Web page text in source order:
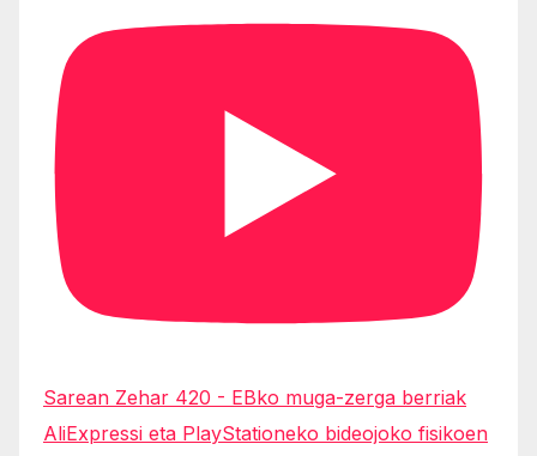
Sarean Zehar 420 - EBko muga-zerga berriak
AliExpressi eta PlayStationeko bideojoko fisikoen